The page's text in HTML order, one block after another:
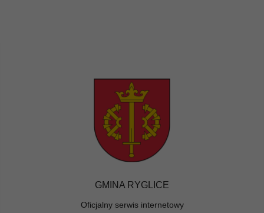
GMINA RYGLICE
Oficjalny serwis internetowy